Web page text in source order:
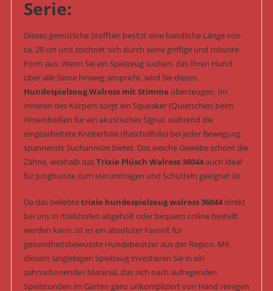
Serie:
Dieses gemütliche Stofftier besitzt eine handliche Länge von
ca. 28 cm und zeichnet sich durch seine griffige und robuste
Form aus. Wenn Sie ein Spielzeug suchen, das Ihren Hund
über alle Sinne hinweg anspricht, wird Sie dieses
Hundespielzeug Walross mit Stimme überzeugen. Im
Inneren des Körpers sorgt ein Squeaker (Quietscher) beim
Hineinbeißen für ein akustisches Signal, während die
eingearbeitete Knisterfolie (Raschelfolie) bei jeder Bewegung
spannende Suchanreize bietet. Das weiche Gewebe schont die
Zähne, weshalb dasTrixie Plüsch Walross 36044auch ideal
für Junghunde zum Herumtragen und Schütteln geeignet ist.
Da das beliebtetrixie hundespielzeug walross 36044direkt
bei uns in Ittelshofen abgeholt oder bequem online bestellt
werden kann, ist es ein absoluter Favorit für
gesundheitsbewusste Hundebesitzer aus der Region. Mit
diesem langlebigen Spielzeug investieren Sie in ein
zahnschonendes Material, das sich nach aufregenden
Spielstunden im Garten ganz unkompliziert von Hand reinigen